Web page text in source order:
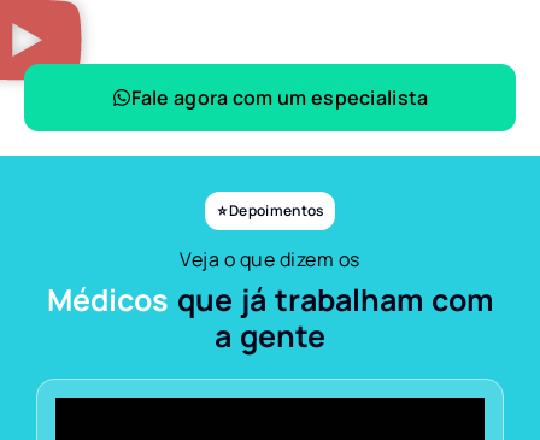
Fale agora com um especialista
⭐ Depoimentos
Veja o que dizem os
Médicos que já trabalham com
a gente